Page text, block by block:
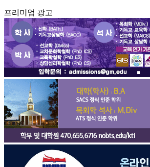
프리미엄 광고